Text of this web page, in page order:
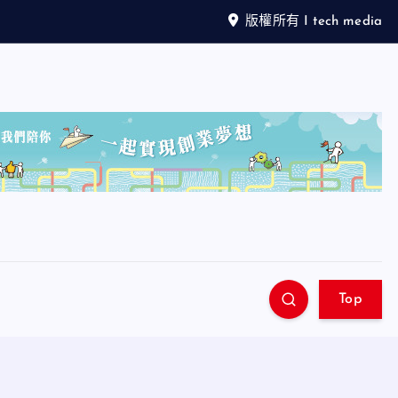
版權所有 I tech media
Top